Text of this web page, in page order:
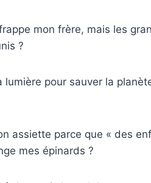
mon frère, mais les
?
lumière pour sauver la
assiette parce que « des
mes épinards ?